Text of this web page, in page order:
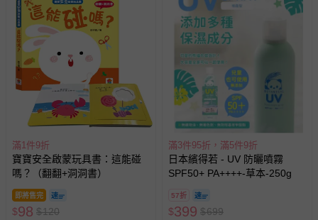
滿1件9折
寶寶安全啟蒙玩具書：這能碰
嗎？（翻翻+洞洞書）
即將售完
$98 $120
滿3件95折，滿5件9折
日本繽得若 - UV 防曬噴霧
SPF50+ PA++++-草本-250g
57折
$399 $699